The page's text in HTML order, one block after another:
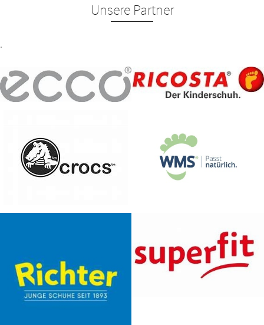
Unsere Partner
.